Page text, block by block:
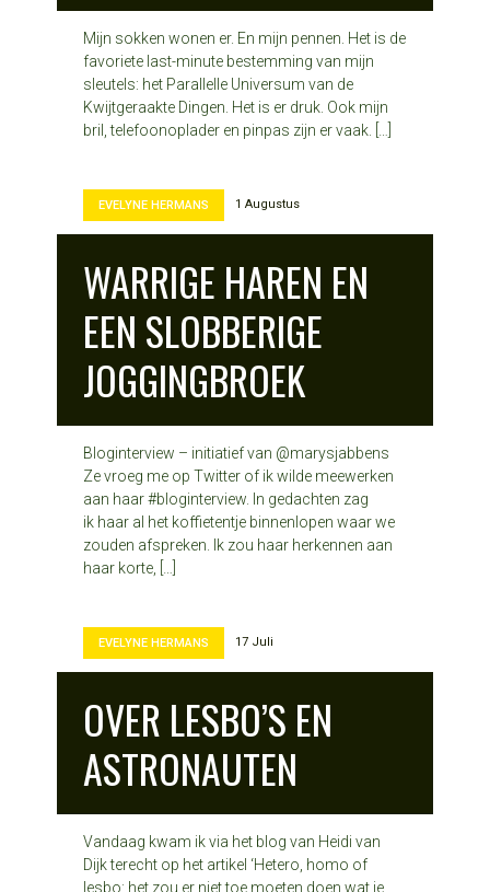
Mijn sokken wonen er. En mijn pennen. Het is de
favoriete last-minute bestemming van mijn
sleutels: het Parallelle Universum van de
Kwijtgeraakte Dingen. Het is er druk. Ook mijn
bril, telefoonoplader en pinpas zijn er vaak. […]
EVELYNE HERMANS 1 Augustus
WARRIGE HAREN EN
EEN SLOBBERIGE
JOGGINGBROEK
Bloginterview – initiatief van @marysjabbens
Ze vroeg me op Twitter of ik wilde meewerken
aan haar #bloginterview. In gedachten zag
ik haar al het koffietentje binnenlopen waar we
zouden afspreken. Ik zou haar herkennen aan
haar korte, […]
EVELYNE HERMANS 17 Juli
OVER LESBO’S EN
ASTRONAUTEN
Vandaag kwam ik via het blog van Heidi van
Dijk terecht op het artikel ‘Hetero, homo of
lesbo: het zou er niet toe moeten doen wat je